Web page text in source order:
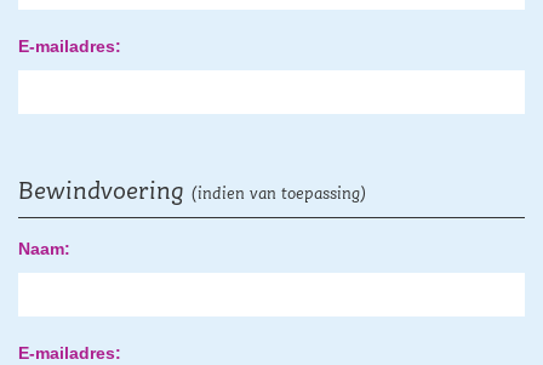
E-mailadres:
Bewindvoering (indien van toepassing)
Naam:
E-mailadres: